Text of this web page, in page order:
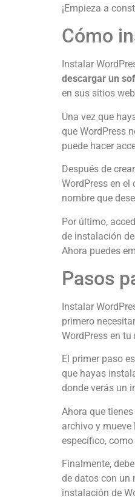
¡Empieza a
Cómo
Instalar
descargar un
en sus sitios
Una vez que
que WordPress
puede hacer
Después de
WordPress en el
nombre que
Por último,
de instalación
Ahora puedes
Pasos
Instalar
primero
WordPress en
El primer paso
que hayas
donde verás un
Ahora que
archivo y mueve
específico,
Finalmente,
de datos con un
instalación de